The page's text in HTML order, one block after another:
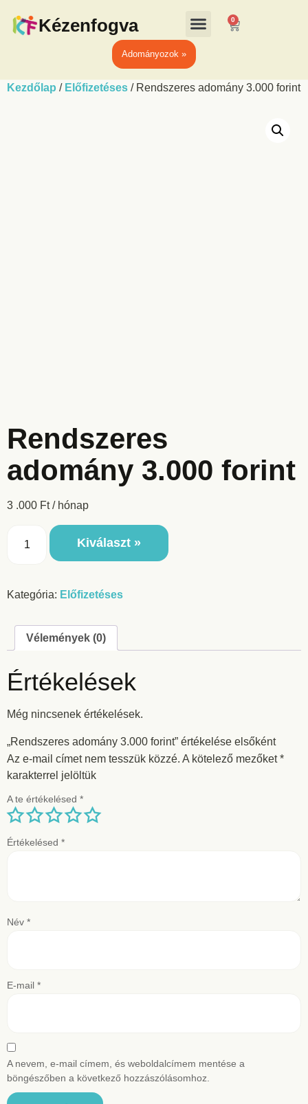
Kézenfogva 0
Adományozok »
Kezdőlap / Előfizetéses / Rendszeres adomány 3.000 forint
Rendszeres
adomány 3.000 forint
3 .000 Ft / hónap
Kiválaszt »
Kategória: Előfizetéses
Vélemények (0)
Értékelések
Még nincsenek értékelések.
„Rendszeres adomány 3.000 forint” értékelése elsőként
Az e-mail címet nem tesszük közzé. A kötelező mezőket*
karakterrel jelöltük
A te értékelésed *
Értékelésed *
Név *
E-mail *
A nevem, e-mail címem, és weboldalcímem mentése a
böngészőben a következő hozzászólásomhoz.